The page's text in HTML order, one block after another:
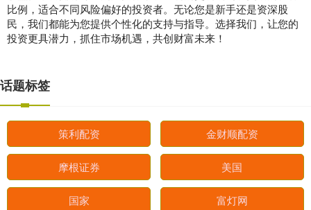
比例，适合不同风险偏好的投资者。无论您是新手还是资深股
民，我们都能为您提供个性化的支持与指导。选择我们，让您的
投资更具潜力，抓住市场机遇，共创财富未来！
话题标签
策利配资 金财顺配资
摩根证券 美国
国家 富灯网